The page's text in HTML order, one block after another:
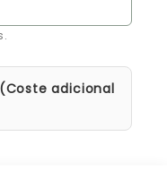
adicional